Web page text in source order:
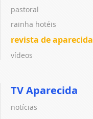
pastoral
rainha hotéis
revista de aparecida
vídeos
TV Aparecida
notícias